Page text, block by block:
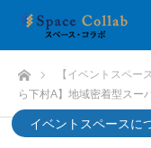
HOME 【イベントスペー
ら下村A】地域密着型スー
イベントスペースに